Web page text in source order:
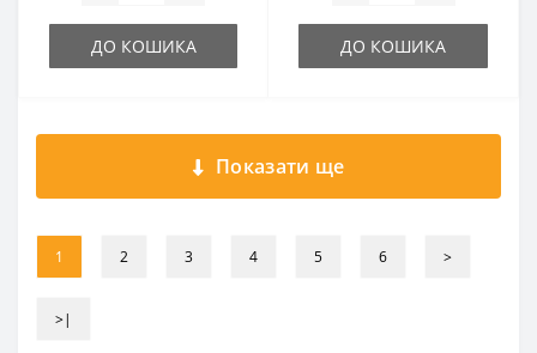
ДО КОШИКА ДО КОШИКА
Показати ще
1 2 3 4 5 6 >
>|